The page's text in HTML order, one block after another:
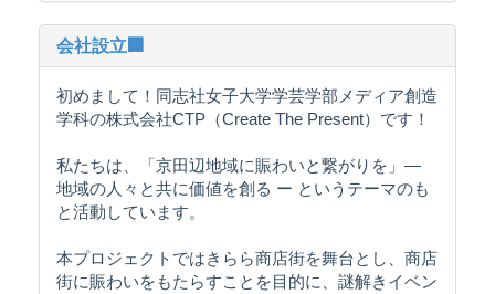
会社設立🏢
初めまして！同志社女子大学学芸学部メディア創造
学科の株式会社CTP（Create The Present）です！
私たちは、「京田辺地域に賑わいと繋がりを」―
地域の人々と共に価値を創る ー というテーマのも
と活動しています。
本プロジェクトではきらら商店街を舞台とし、商店
街に賑わいをもたらすことを目的に、謎解きイベン